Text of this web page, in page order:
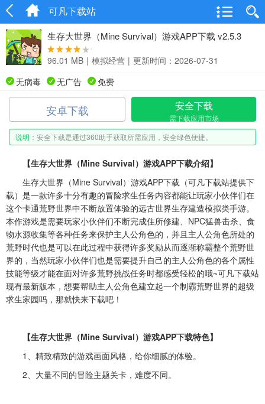
可凡下载站
生存大世界（Mine Survival）游戏APP下载 v2.5.3
96.01 MB | 模拟经营 | 更新时间：2026-07-31
无病毒
无广告 免费
安卓下载 安全下载
需下载应用市场
说明： 安全下载是通过360助手获取所需应用，安全绿色便捷。
【生存大世界（Mine Survival）游戏APP下载介绍】
生存大世界（Mine Survival）游戏APP下载（可凡下载站提供下
载）是一款许多十分有趣的冒险求生任务内容都能让玩家小伙伴们在
这个卡通荒野世界中不断放置体验的远古世界生存建造模拟类手游。
本作游戏是需要玩家小伙伴们不断完成住所修建、NPC猛兽击杀、食
物水源收集等各种任务来保护主人公角色的，并且主人公角色所处的
荒野时代也是可以在此过程中获得许多奖励从而逐渐称霸整个荒野世
界的，当然玩家小伙伴们也是需要提升自己的主人公角色的各个属性
技能等级才能在面对许多荒野挑战任务时都感受轻松的哦~可凡下载站
现有最新版本，想要帮助主人公角色建立起一个制霸荒野世界的超级
求生家园吗，那就快来下载吧！
【生存大世界（Mine Survival）游戏APP下载特色】
1、精致精致的游戏画面风格，给你细腻的体验。
2、大量不同的冒险主题关卡，难度不同。